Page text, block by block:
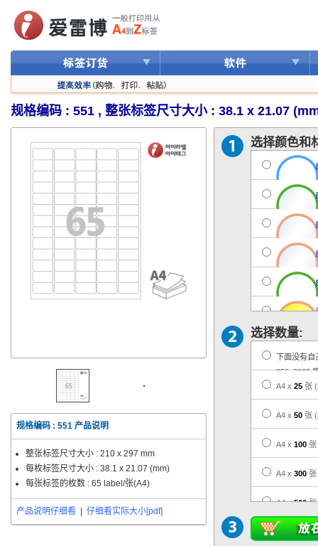
规格编码 : 551 , 整张标签尺寸大小 : 38.1 x 21.07
规格编码 : 551 产品说明
整张标签尺寸大小 : 210 x 297 mm
每枚标签尺寸大小 : 38.1 x 21.07 (mm)
每张标签的枚数 : 65 label/张(A4)
产品说明仔细看 仔细看实际大小[pdf]
选择颜色和
选择数量:
下面没有自
350, 2000
A4 x 25 张
A4 x 50 张
A4 x 100 张
A4 x 300 张
A4 x500张
1,000